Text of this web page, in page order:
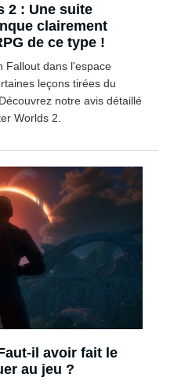
2 : Une suite
clairement
de ce type !
Fallout dans l'espace
leçons tirées du
notre avis détaillé
Worlds 2.
il avoir fait le
au jeu ?